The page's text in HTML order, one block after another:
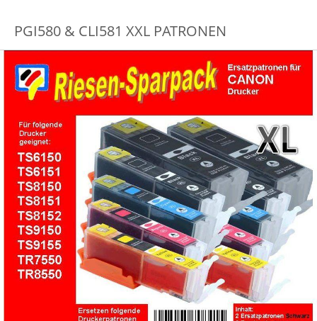
PGI580 & CLI581 XXL PATRONEN